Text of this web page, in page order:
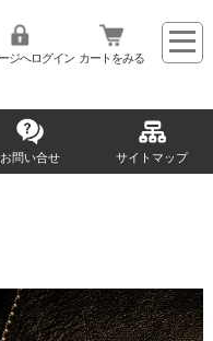
ジへログイン カートをみる
お問い合せ サイトマップ